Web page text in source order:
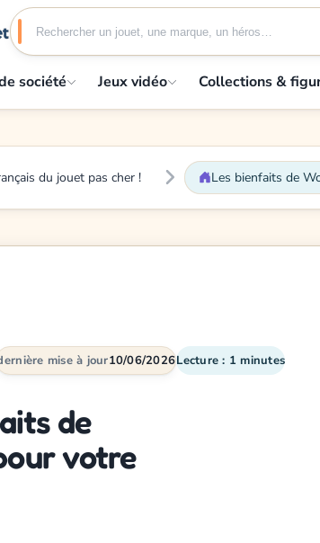
société Jeux vidéo Collections &
du jouet pas cher ! Les bienfaits de
mise à jour10/06/2026Lecture : 1 minutes
de
votre